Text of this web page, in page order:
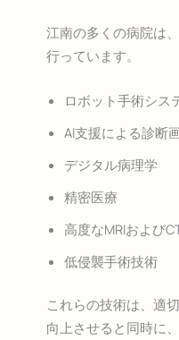
江南の多くの病院は
行っています。
ロボット手術シス
AI支援による診断
デジタル病理学
精密医療
高度なMRIおよび
低侵襲手術技術
これらの技術は、適
向上させると同時に